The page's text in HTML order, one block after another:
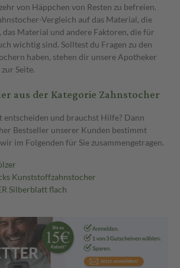
von Häppchen von Resten zu befreien.
Vergleich auf das Material, die
das Material und andere Faktoren, die für
wichtig sind. Solltest du Fragen zu den
haben, stehen dir unsere Apotheker
Seite.
aus der Kategorie Zahnstocher
entscheiden und brauchst Hilfe? Dann
Bestseller unserer Kunden bestimmt
im Folgenden für Sie zusammengetragen.
Kunststoffzahnstocher
Silberblatt flach